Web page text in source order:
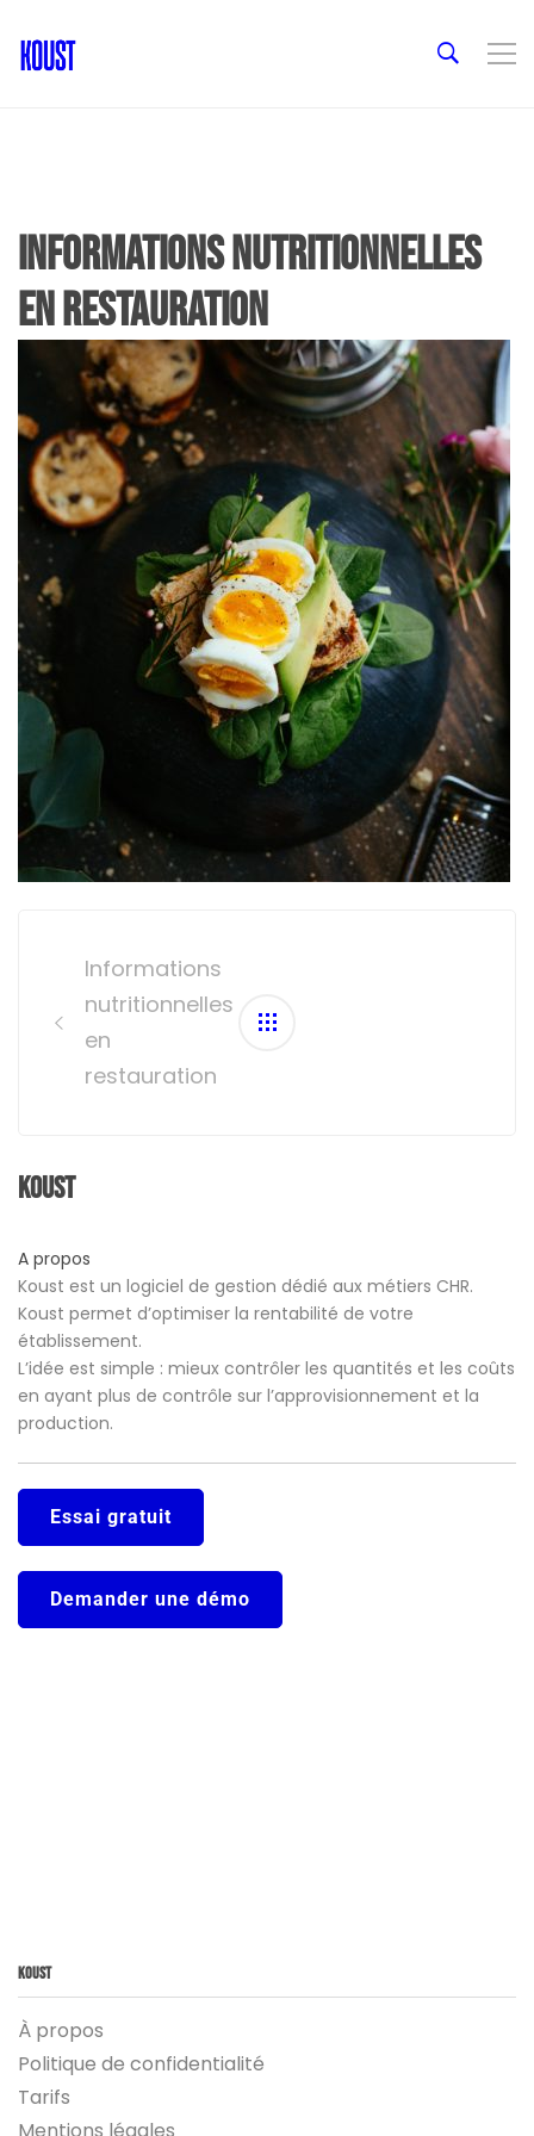
Informations nutritionnelles
en restauration
navigationInformations
nutritionnelles
en
restauration
Koust
A propos
Koust est un logiciel de gestion dédié aux métiers CHR.
Koust permet d’optimiser la rentabilité de votre
établissement.
L’idée est simple : mieux contrôler les quantités et les coûts
en ayant plus de contrôle sur l’approvisionnement et la
production.
Essai gratuit
Demander une démo
Koust
À propos
Politique de confidentialité
Tarifs